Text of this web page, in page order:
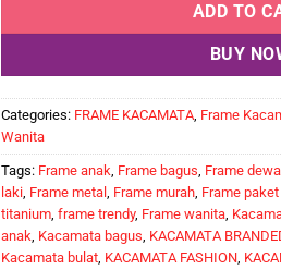
ADD TO
BUY
Categories: FRAME KACAMATA, Frame
Wanita
Tags: Frame anak, Frame bagus, Frame
laki, Frame metal , Frame murah, Frame
titanium, frame trendy, Frame wanita,
anak, Kacamata bagus, KACAMATA
Kacamata bulat, KACAMATA FASHION,